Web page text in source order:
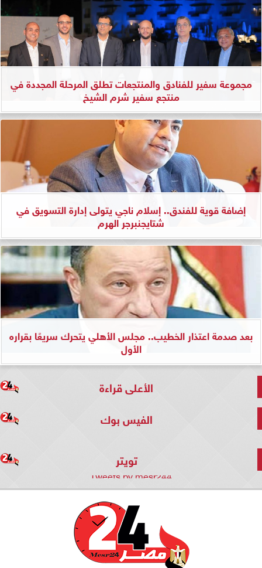
مجموعة سفير للفنادق والمنتجعات تطلق المرحلة المجددة في
منتجع سفير شرم الشيخ
إضافة قوية للفندق.. إسلام ناجي يتولى إدارة التسويق في
شتايجنبرجر الهرم
بعد صدمة اعتذار الخطيب.. مجلس الأهلي يتحرك سريعًا بقراره
الأول
الأعلى قراءة
الفيس بوك
تويتر
Tweets by mesr244